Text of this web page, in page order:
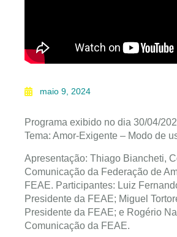
maio 9, 2024
Programa exibido no dia 30/04/
Tema: Amor-Exigente – Modo de
Apresentação: Thiago Biancheti,
Comunicação da Federação de
FEAE. Participantes: Luiz
Presidente da FEAE; Miguel
Presidente da FEAE; e Rogério
Comunicação da FEAE.